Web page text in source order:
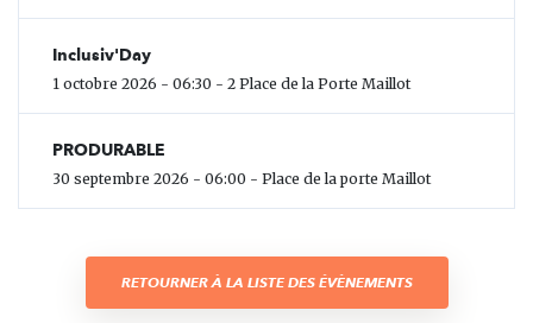
Inclusiv'Day
1 octobre 2026 - 06:30 - 2 Place de la Porte Maillot
PRODURABLE
30 septembre 2026 - 06:00 - Place de la porte Maillot
RETOURNER À LA LISTE DES ÉVÈNEMENTS